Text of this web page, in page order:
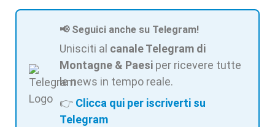
📢 Seguici anche su Telegram!
Unisciti al canale Telegram di
Montagne & Paesi per ricevere tutte
le news in tempo reale.
👉 Clicca qui per iscriverti su
Telegram